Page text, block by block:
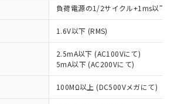
負荷電源の1/2サイクル+1ms以下
1.6V以下 (RMS)
2.5mA以下 (AC100Vにて)
5mA以下 (AC200Vにて)
100MΩ以上 (DC500Vメガにて)
ビスは、当社制御機器事業取扱
当社在庫状況および標準価格
提供させていただくもので
御機器事業取扱商品の中には、
ビスの対象外となる商品もある
ご了承ください。
況および標準価格照会結果は、
ている更新日時点での社内デー
状況を調査中または確認中の
イセンス料など無形物で、有
と関係のない商品です。
情により、非含有部品として
、含有品と判明した場合などや
することがあります。
表
均質材料含有率が中国RoHSの
であることを示します。
均質材料含有率が中国RoHSの
えていることを示します。
確認です。当社販売部門へお問
さい。
、これら貴社製品のうち、外国
よび外国貿易法に定める商品
｢規制貨物等」という）を輸出